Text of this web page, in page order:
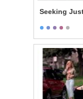
Seeking